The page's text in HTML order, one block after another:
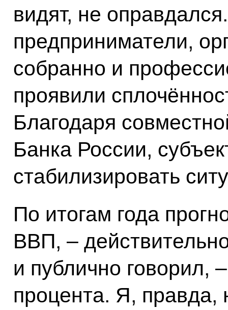
видят, не
предприниматели,
собранно и
проявили
Благодаря
Банка России,
стабилизировать
По итогам года
ВВП, –
и публично говорил,
процента. Я, правда,